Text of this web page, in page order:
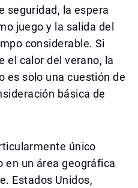
seguridad, la espera
juego y la salida del
considerable. Si
el calor del verano, la
es solo una cuestión de
básica de
único
en un área geográfica
Estados Unidos,